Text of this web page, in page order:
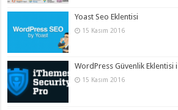
Yoast Seo Eklentisi
15 Kasım 2016
WordPress Güvenlik Eklentisi
15 Kasım 2016